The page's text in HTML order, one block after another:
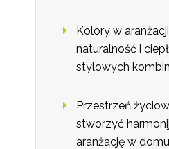
Kolory w
naturalność i
stylowych
Przestrzeń
stworzyć
aranżację w domu